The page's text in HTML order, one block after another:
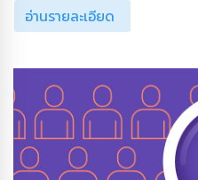
อ่านรายละเอียด